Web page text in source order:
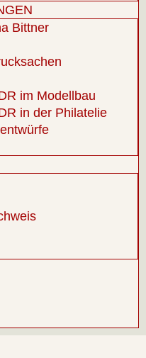
Bittner
im Modellbau
in der Philatelie